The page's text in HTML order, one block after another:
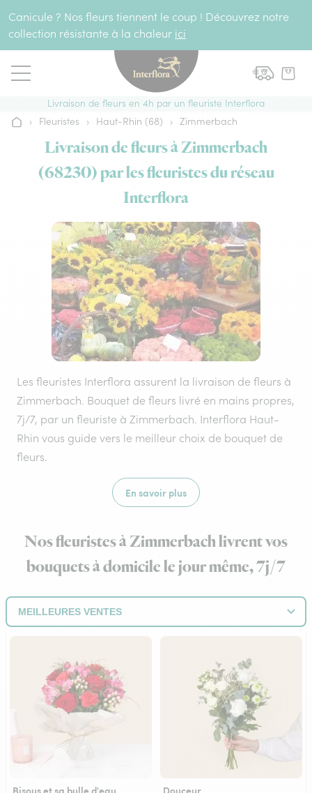
Canicule ? Nos fleurs tiennent le coup ! Découvrez notre
collection résistante à la chaleur ici
Livraison de fleurs en 4h par un fleuriste Interflora
Accueil
› Fleuristes › Haut-Rhin (68) › Zimmerbach
Livraison de fleurs à Zimmerbach
(68230) par les fleuristes du réseau
Interflora
Les fleuristes Interflora assurent la livraison de fleurs à
Zimmerbach. Bouquet de fleurs livré en mains propres,
7j/7, par un fleuriste à Zimmerbach. Interflora Haut-
Rhin vous guide vers le meilleur choix de bouquet de
fleurs.
En savoir plus
Nos fleuristes à Zimmerbach livrent vos
bouquets à domicile le jour même, 7j/7
Bisous et sa bulle d'eau Douceur